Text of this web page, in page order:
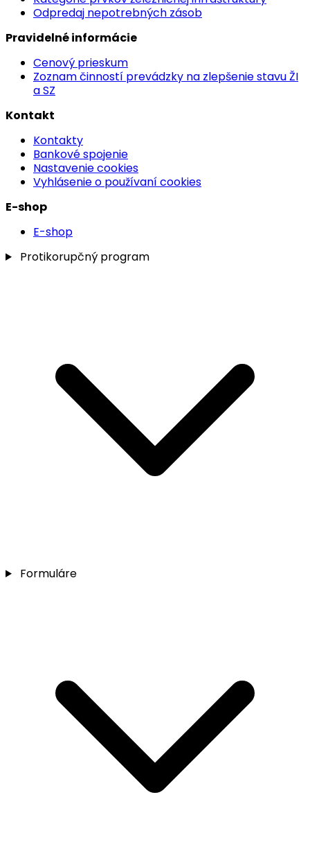
Odpredaj nepotrebných zásob
Pravidelné informácie
Cenový prieskum
Zoznam činností prevádzky na zlepšenie stavu ŽI
a SZ
Kontakt
Kontakty
Bankové spojenie
Nastavenie cookies
Vyhlásenie o používaní cookies
E-shop
E-shop
Protikorupčný program
Formuláre